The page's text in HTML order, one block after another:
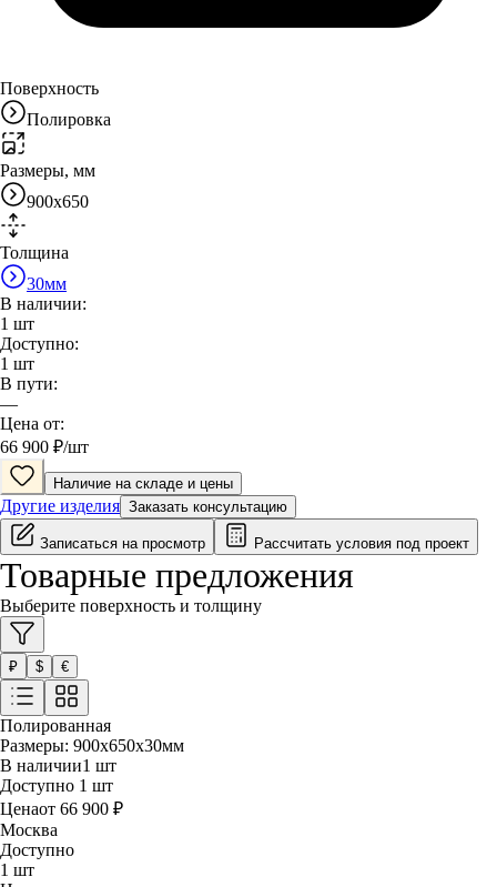
Поверхность
Полировка
Размеры, мм
900x650
Толщина
30мм
В наличии:
1 шт
Доступно:
1 шт
В пути:
—
Цена от:
66 900 ₽/шт
Наличие на складе и цены
Другие изделия Заказать консультацию
Записаться на просмотр Рассчитать условия под проект
Товарные предложения
Выберите поверхность и толщину
₽ $ €
Полированная
Размеры: 900x650x30мм
В наличии1 шт
Доступно 1 шт
Ценаот 66 900 ₽
Москва
Доступно
1 шт